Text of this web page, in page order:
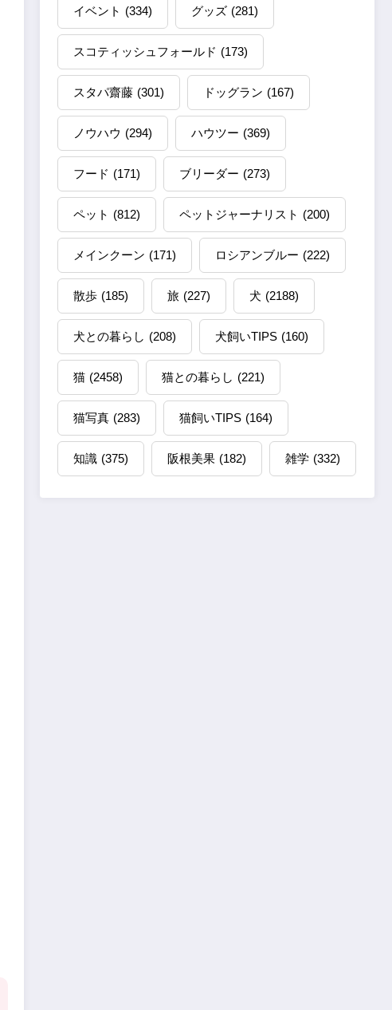
イベント (334) グッズ (281)
スコティッシュフォールド (173)
スタパ齋藤 (301) ドッグラン (167)
ノウハウ (294) ハウツー (369)
フード (171) ブリーダー (273)
ペット (812) ペットジャーナリスト (200)
メインクーン (171) ロシアンブルー (222)
散歩 (185) 旅 (227) 犬 (2188)
犬との暮らし (208) 犬飼いTIPS (160)
猫 (2458) 猫との暮らし (221)
猫写真 (283) 猫飼いTIPS (164)
知識 (375) 阪根美果 (182) 雑学 (332)